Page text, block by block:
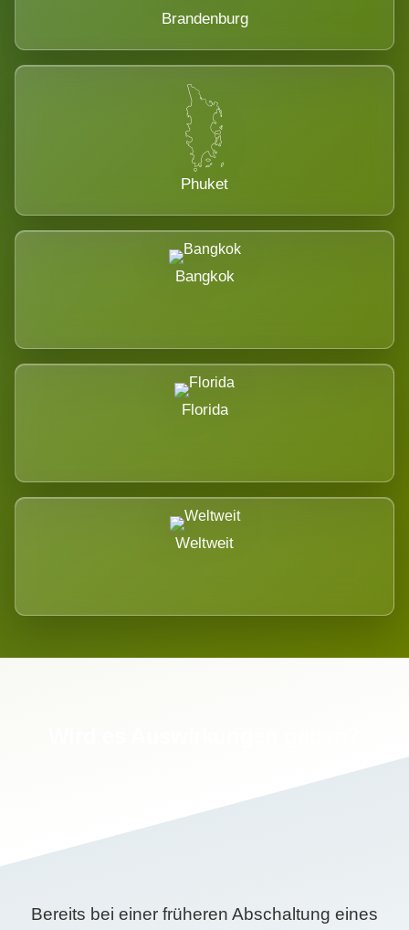
Brandenburg
Phuket
Bangkok
Florida
Weltweit
Bereits bei einer früheren Abschaltung eines